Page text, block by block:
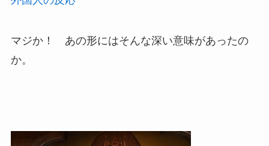
マジか！ あの形にはそんな深い意味があったの
か。